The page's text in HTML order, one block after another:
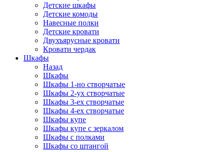
Детские шкафы
Детские комоды
Навесные полки
Детские кровати
Двухъярусные кровати
Кровати чердак
Шкафы
Назад
Шкафы
Шкафы 1-но створчатые
Шкафы 2-ух створчатые
Шкафы 3-ех створчатые
Шкафы 4-ех створчатые
Шкафы купе
Шкафы купе с зеркалом
Шкафы с полками
Шкафы со штангой